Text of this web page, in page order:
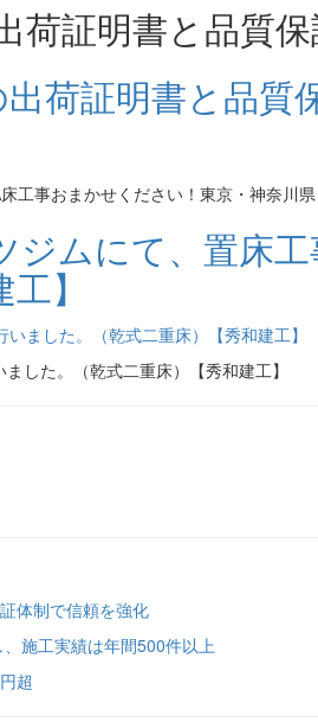
荷証明書と品質
工事おまかせください！東京・神奈川
ムにて、置床工
】
した。（乾式二重床）【秀和建工】
体制で信頼を強化
施工実績は年間500件以上
超